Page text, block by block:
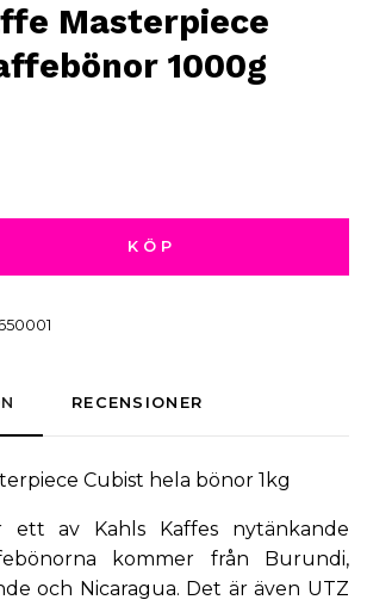
Masterpiece
1000g
KÖP
RECENSIONER
Cubist hela bönor 1kg
ett av Kahls Kaffes nytänkande
kommer från Burundi,
och Nicaragua. Det är även UTZ